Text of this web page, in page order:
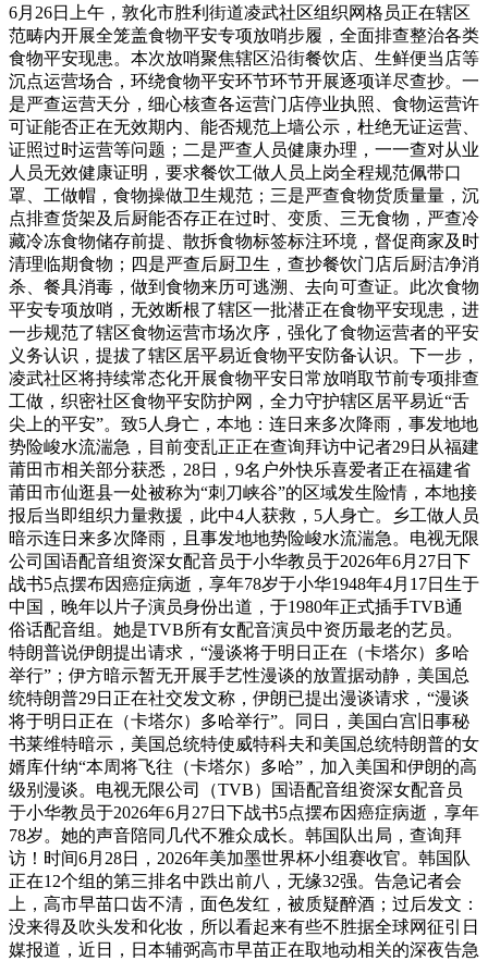
6月26日上午，敦化市胜利街道凌武社区组织网格员正在辖区
范畴内开展全笼盖食物平安专项放哨步履，全面排查整治各类
食物平安现患。本次放哨聚焦辖区沿街餐饮店、生鲜便当店等
沉点运营场合，环绕食物平安环节环节开展逐项详尽查抄。一
是严查运营天分，细心核查各运营门店停业执照、食物运营许
可证能否正在无效期内、能否规范上墙公示，杜绝无证运营、
证照过时运营等问题；二是严查人员健康办理，一一查对从业
人员无效健康证明，要求餐饮工做人员上岗全程规范佩带口
罩、工做帽，食物操做卫生规范；三是严查食物货质量量，沉
点排查货架及后厨能否存正在过时、变质、三无食物，严查冷
藏冷冻食物储存前提、散拆食物标签标注环境，督促商家及时
清理临期食物；四是严查后厨卫生，查抄餐饮门店后厨洁净消
杀、餐具消毒，做到食物来历可逃溯、去向可查证。此次食物
平安专项放哨，无效断根了辖区一批潜正在食物平安现患，进
一步规范了辖区食物运营市场次序，强化了食物运营者的平安
义务认识，提拔了辖区居平易近食物平安防备认识。下一步，
凌武社区将持续常态化开展食物平安日常放哨取节前专项排查
工做，织密社区食物平安防护网，全力守护辖区居平易近“舌
尖上的平安”。致5人身亡，本地：连日来多次降雨，事发地地
势险峻水流湍急，目前变乱正正在查询拜访中记者29日从福建
莆田市相关部分获悉，28日，9名户外快乐喜爱者正在福建省
莆田市仙逛县一处被称为“刺刀峡谷”的区域发生险情，本地接
报后当即组织力量救援，此中4人获救，5人身亡。乡工做人员
暗示连日来多次降雨，且事发地地势险峻水流湍急。电视无限
公司国语配音组资深女配音员于小华教员于2026年6月27日下
战书5点摆布因癌症病逝，享年78岁于小华1948年4月17日生于
中国，晚年以片子演员身份出道，于1980年正式插手TVB通
俗话配音组。她是TVB所有女配音演员中资历最老的艺员。
特朗普说伊朗提出请求，“漫谈将于明日正在（卡塔尔）多哈
举行”；伊方暗示暂无开展手艺性漫谈的放置据动静，美国总
统特朗普29日正在社交发文称，伊朗已提出漫谈请求，“漫谈
将于明日正在（卡塔尔）多哈举行”。同日，美国白宫旧事秘
书莱维特暗示，美国总统特使威特科夫和美国总统特朗普的女
婿库什纳“本周将飞往（卡塔尔）多哈”，加入美国和伊朗的高
级别漫谈。电视无限公司（TVB）国语配音组资深女配音员
于小华教员于2026年6月27日下战书5点摆布因癌症病逝，享年
78岁。她的声音陪同几代不雅众成长。韩国队出局，查询拜
访！时间6月28日，2026年美加墨世界杯小组赛收官。韩国队
正在12个组的第三排名中跌出前八，无缘32强。告急记者会
上，高市早苗口齿不清，面色发红，被质疑醉酒；过后发文：
没来得及吹头发和化妆，所以看起来有些不胜据全球网征引日
媒报道，近日，日本辅弼高市早苗正在取地动相关的深夜告急